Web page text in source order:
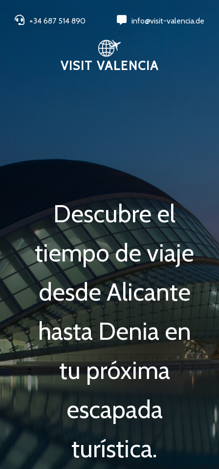
+34 687 514 890 info@visit-valencia.de
VISIT VALENCIA
Descubre el
tiempo de viaje
desde Alicante
hasta Denia en
tu próxima
escapada
turística.